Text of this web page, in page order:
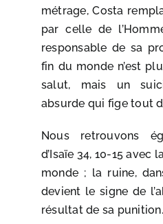
métrage, Costa
par celle de
responsable de sa
fin du monde n’est
salut, mais un
absurde qui fige tout
Nous retrouvons
d’Isaïe 34, 10-15 avec
monde ; la ruine,
devient le signe de
résultat de sa punition.